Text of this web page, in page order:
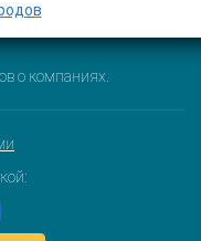
о компаниях.